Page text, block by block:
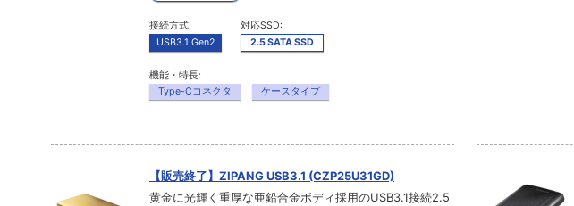
接続方式:
USB3.1 Gen2
対応SSD:
2.5 SATA SSD
機能・特長:
Type-Cコネクタ
ケースタイプ
【販売終了】ZIPANG USB3.1 (CZP25U31GD)
黄金に光輝く重厚な亜鉛合金ボディ採用のUSB3.1接続2.5